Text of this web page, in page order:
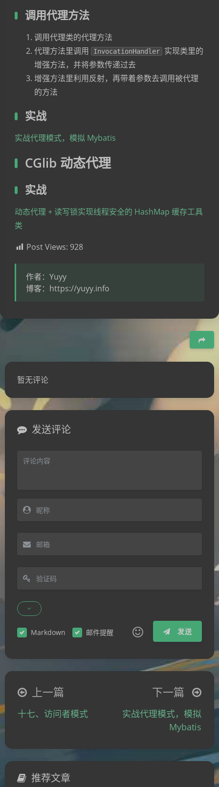
调用代理方法
调用代理类的代理方法
代理方法里调用
InvocationHandler
实现类里的
增强方法，并将参数传递过去
增强方法里利用反射，再带着参数去调用被代理
的方法
实战
实战代理模式，模拟 Mybatis
CGlib 动态代理
实战
动态代理 + 读写锁实现线程安全的 HashMap 缓存工具
类
Post Views: 928
作者：Yuyy
博客：https://yuyy.info
豆
暂无评论
发送评论
Markdown 邮件提醒 发送
|´・ω・)ノ ヾ(≧∇≦*)ゝ
(☆ω☆)
∠( ᐛ 」∠)＿
୧(๑•̀⌄•́๑)૭
(ノ°ο°)ノ
(╯°A°)╯︵○○○
φ(￣∇￣o)
Σ(っ °Д °;)っ
上一篇
十七、访问者模式
下一篇
实战代理模式，模拟
Mybatis
推荐文章